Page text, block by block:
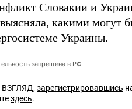
Словакии и
какими могут
Украины.
запрещена в РФ
ВЗГЛЯД, зарегистрировавшись
здесь.